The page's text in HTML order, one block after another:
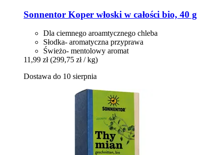
Sonnentor Koper włoski w całości bio, 40 g
Dla ciemnego aroamtycznego chleba
Słodka- aromatyczna przyprawa
Świeżo- mentolowy aromat
11,99 zł (299,75 zł / kg)
Dostawa do 10 sierpnia